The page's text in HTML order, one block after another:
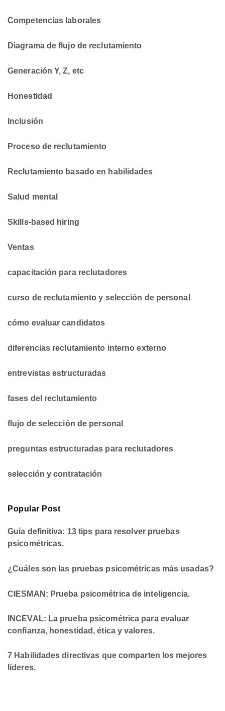
Competencias laborales
Diagrama de flujo de reclutamiento
Generación Y, Z, etc
Honestidad
Inclusión
Proceso de reclutamiento
Reclutamiento basado en habilidades
Salud mental
Skills-based hiring
Ventas
capacitación para reclutadores
curso de reclutamiento y selección de personal
cómo evaluar candidatos
diferencias reclutamiento interno externo
entrevistas estructuradas
fases del reclutamiento
flujo de selección de personal
preguntas estructuradas para reclutadores
selección y contratación
Popular Post
Guía definitiva: 13 tips para resolver pruebas
psicométricas.
¿Cuáles son las pruebas psicométricas más usadas?
CIESMAN: Prueba psicométrica de inteligencia.
INCEVAL: La prueba psicométrica para evaluar
confianza, honestidad, ética y valores.
7 Habilidades directivas que comparten los mejores
líderes.